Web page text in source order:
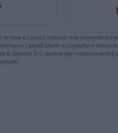
le foto e i prezzi indicati nella presente
i gentili clienti a contattarci
& Servizio S.r.l. declina ogni responsabilità